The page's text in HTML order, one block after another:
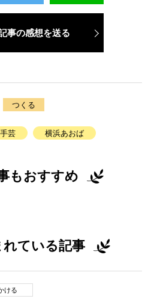
事の感想を送る
つくる
手芸 横浜あおば
もおすすめ
れている記事
ける